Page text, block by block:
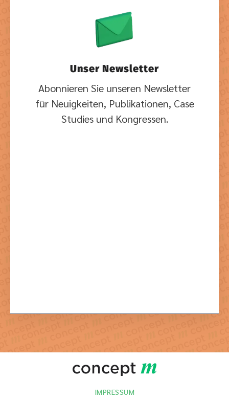
Unser Newsletter
Abonnieren Sie unseren Newsletter
für Neuigkeiten, Publikationen, Case
Studies und Kongressen.
IMPRESSUM